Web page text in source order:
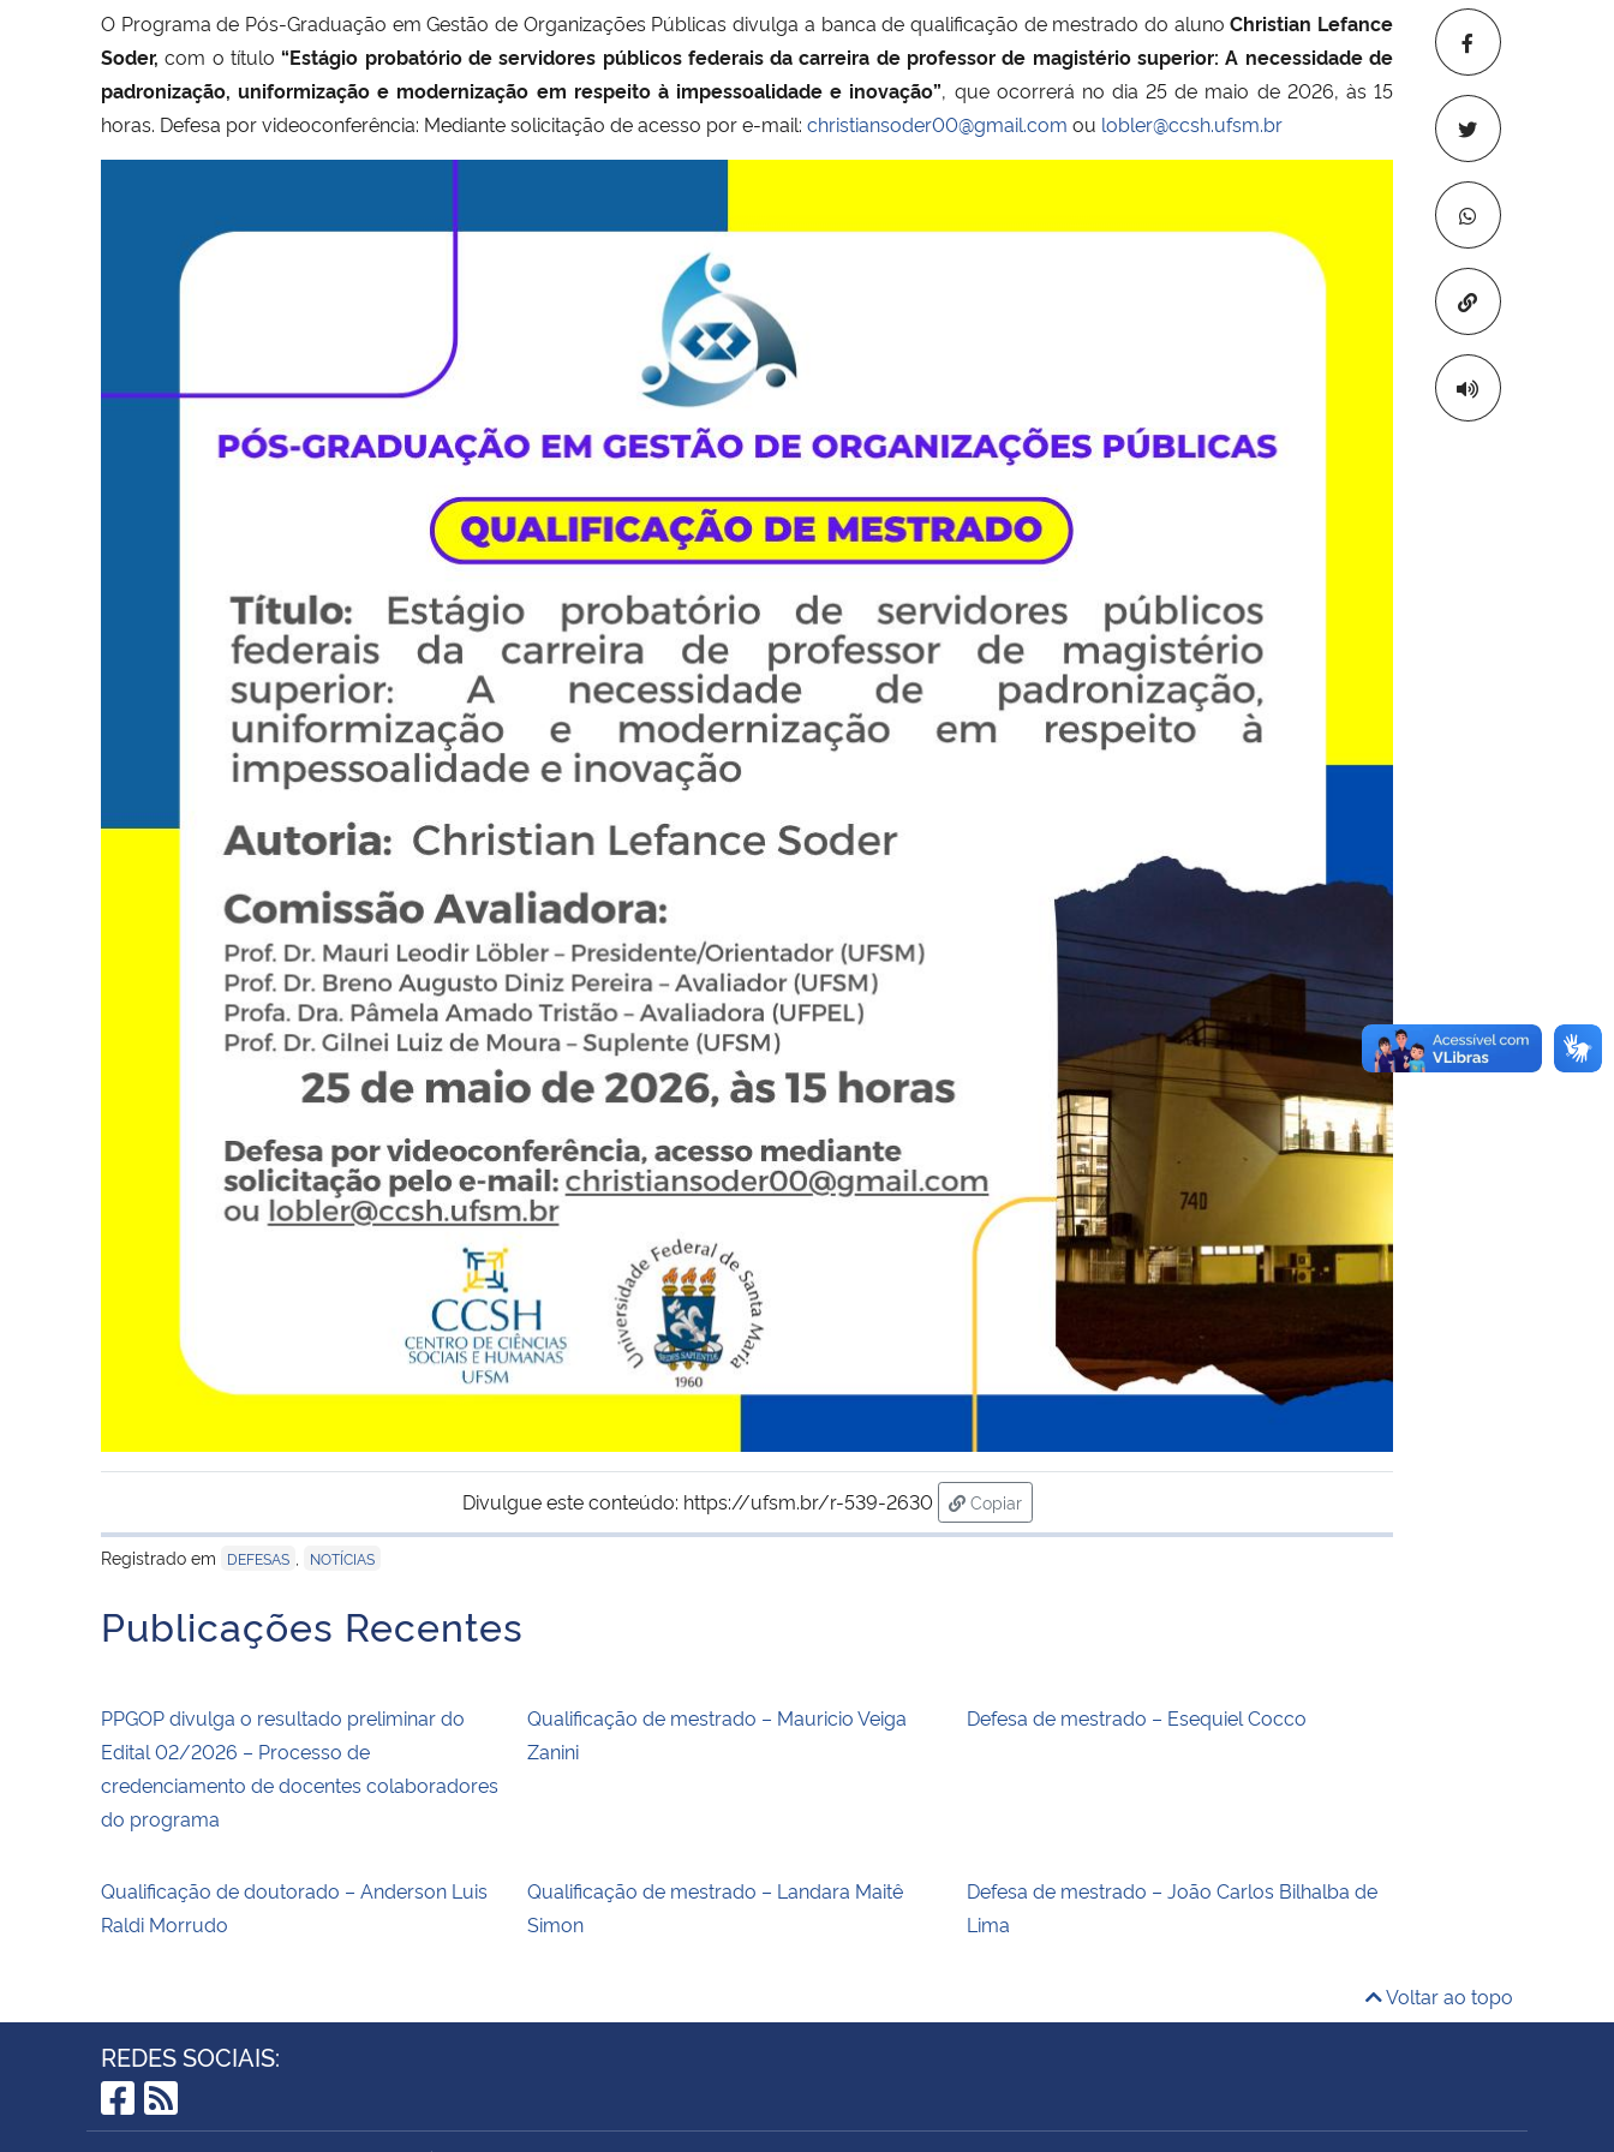
Copiar para
O Programa de Pós-Graduação em Gestão de Organizações Públicas divulga a banca de qualificação de mestrado do alunoChristian Lefance
Soder, com o título “Estágio probatório de servidores públicos federais da carreira de professor de magistério superior: A necessidade de
padronização, uniformização e modernização em respeito à impessoalidade e inovação”, que ocorrerá no dia 25 de maio de 2026, às 15
horas. Defesa por videoconferência: Mediante solicitação de acesso por e-mail: christiansoder00@gmail.com ou lobler@ccsh.ufsm.br
Divulgue este conteúdo: https://ufsm.br/r-539-2630
Copiar
para área de transferência
Registrado em
DEFESAS NOTÍCIAS
Publicações Recentes
PPGOP divulga o resultado preliminar do
Edital 02/2026 – Processo de
credenciamento de docentes colaboradores
do programa
Qualificação de mestrado – Mauricio Veiga
Zanini
Defesa de mestrado – Esequiel Cocco
Qualificação de doutorado – Anderson Luis
Raldi Morrudo
Qualificação de mestrado – Landara Maitê
Simon
Defesa de mestrado – João Carlos Bilhalba de
Lima
Voltar ao topo
REDES SOCIAIS:
Facebook
RSS